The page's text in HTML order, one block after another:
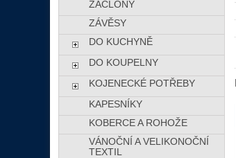
ZÁCLONY
ZÁVĚSY
DO KUCHYNĚ
DO KOUPELNY
KOJENECKÉ POTŘEBY
KAPESNÍKY
KOBERCE A ROHOŽE
VÁNOČNÍ A VELIKONOČNÍ
TEXTIL